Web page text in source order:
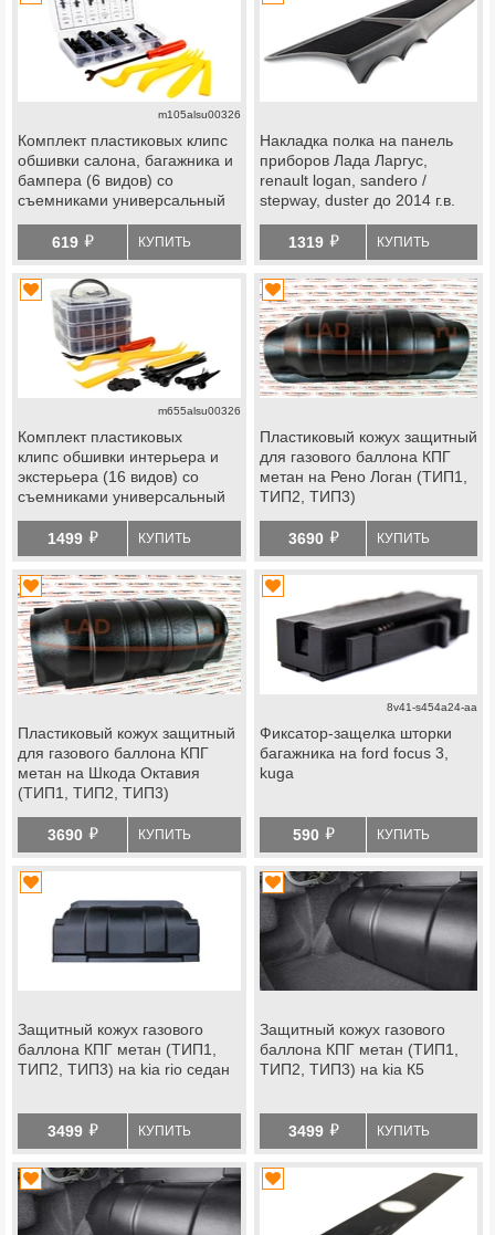
m105alsu00326
Комплект пластиковых клипс
обшивки салона, багажника и
бампера (6 видов) со
съемниками универсальный
619 й КУПИТЬ
Накладка полка на панель
приборов Лада Ларгус,
renault logan, sandero /
stepway, duster до 2014 г.в.
1319 й КУПИТЬ
m655alsu00326
Комплект пластиковых
клипс обшивки интерьера и
экстерьера (16 видов) со
съемниками универсальный
1499 й КУПИТЬ
Пластиковый кожух защитный
для газового баллона КПГ
метан на Рено Логан (ТИП1,
ТИП2, ТИП3)
3690 й КУПИТЬ
Пластиковый кожух защитный
для газового баллона КПГ
метан на Шкода Октавия
(ТИП1, ТИП2, ТИП3)
3690 й КУПИТЬ
8v41-s454a24-aa
Фиксатор-защелка шторки
багажника на ford focus 3,
kuga
590 й КУПИТЬ
Защитный кожух газового
баллона КПГ метан (ТИП1,
ТИП2, ТИП3) на kia rio седан
3499 й КУПИТЬ
Защитный кожух газового
баллона КПГ метан (ТИП1,
ТИП2, ТИП3) на kia К5
3499 й КУПИТЬ